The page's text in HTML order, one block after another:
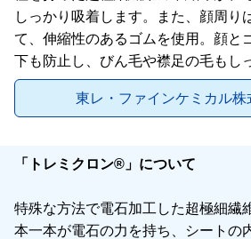
しっかり吸着します。また、顔周り
て、伸縮性のあるゴムを使用。顔と
下も防止し、びん毛や襟足の毛もし
東レ・ファインケミカル株
「トレミクロン®」について
特殊な方法で電石加工した超極細繊
本一本が電石の力を持ち、シートの